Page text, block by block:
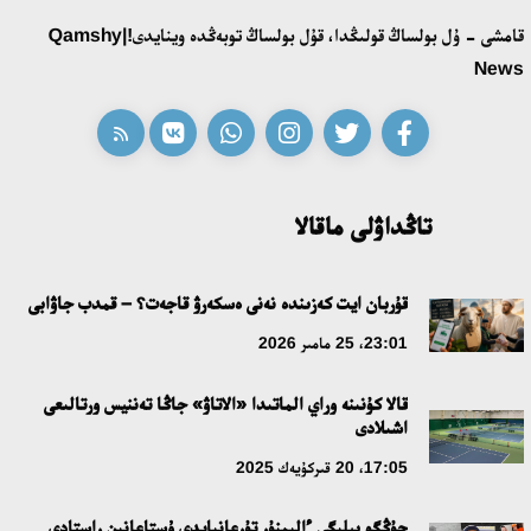
ابايدىڭ ادام تاربيەسى تۋرالى كوزقاراستارىنىڭ وزەكتىلىگى
جاساندى ينتەللەكت: ادامزاتتىڭ كومەكشىسى مە، الدە باسەكەلەسى
ۇلتتىق ءارحيۆتىڭ اشىلعانىنا 20 جىل: نەگىزگى جەتىستىكتەرى مەن
دامۋ باعىتى
مەملەكەت باسشىسى كوبەيتۇز كولىنىڭ جاي-كۇيىنە نازار اۋداردى
قامشى - ۇل بولساڭ قولىڭدا، قۇل بولساڭ توبەڭدە وينايدى!|Qamshy
News
تاڭداۋلى ماقالا
قۇربان ايت كەزىندە نەنى ەسكەرۋ قاجەت؟ – قمدب جاۋابى
23:01، 25 مامىر 2026
قالا كۇنىنە وراي الماتىدا «الاتاۋ» جاڭا تەننيس ورتالىعى
اشىلادى
17:05، 20 قىركۇيەك 2025